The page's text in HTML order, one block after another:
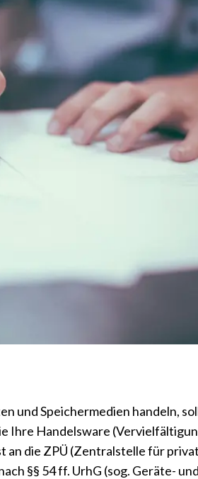
und Speichermedien handeln,
Ihre Handelsware
an die ZPÜ (Zentralstelle für
§§ 54 ff. UrhG (sog. Geräte-